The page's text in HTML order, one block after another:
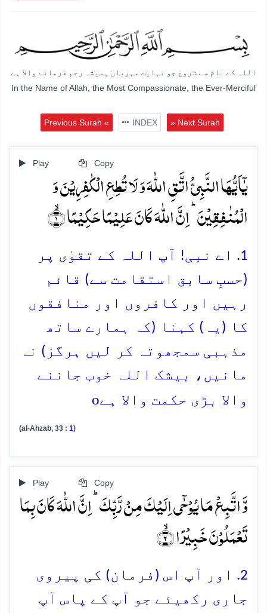
اللہ کے نام سے شروع جو نہایت مہربان ہمیشہ رحم فرمانے والا ہے
In the Name of Allah, the Most Compassionate, the Ever-Merciful
Previous Surah « INDEX » Next Surah
Play Copy
یٰۤاَیُّہَا النَّبِیُّ اتَّقِ اللّٰہَ وَ لَا تُطِعِ الۡکٰفِرِیۡنَ وَ
الۡمُنٰفِقِیۡنَ ؕ اِنَّ اللّٰہَ کَانَ عَلِیۡمًا حَکِیۡمًا ۙ﴿۱﴾
1. اے نبی! آپ اللہ کے تقوٰی پر
(حسبِ سابق استقامت سے) قائم
رہیں اور کافروں اور منافقوں
کا (یہ) کہنا (کہ ہمارے ساتھ
مذہبی سمجھوتہ کر لیں ہرگز) نہ
مانیں، بیشک اللہ خوب جاننے
والا بڑی حکمت والا ہےo
(al-Ahzab, 33 : 1)
Play Copy
وَّ اتَّبِعۡ مَا یُوۡحٰۤی اِلَیۡکَ مِنۡ رَّبِّکَ ؕ اِنَّ اللّٰہَ کَانَ بِمَا
تَعۡمَلُوۡنَ خَبِیۡرًا ۙ﴿۲﴾
2. اور آپ اس (فرمان) کی پیروی
جاری رکھیئے جو آپ کے پاس آپ